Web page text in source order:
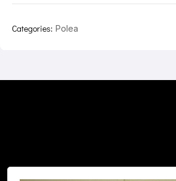
Categories: Polea